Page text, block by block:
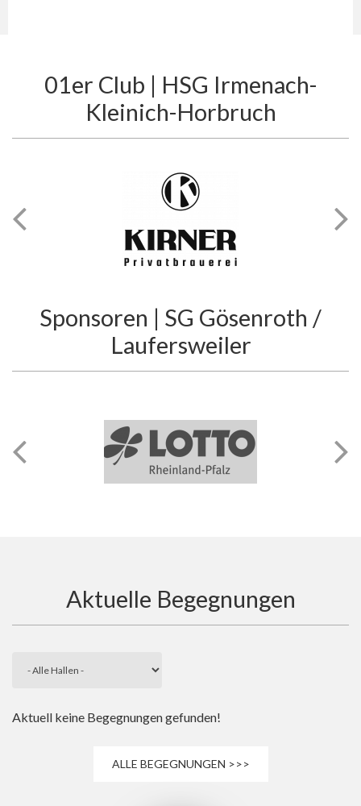
01er Club | HSG Irmenach-
Kleinich-Horbruch
Sponsoren | SG Gösenroth /
Laufersweiler
Aktuelle Begegnungen
Aktuell keine Begegnungen gefunden!
ALLE BEGEGNUNGEN >>>